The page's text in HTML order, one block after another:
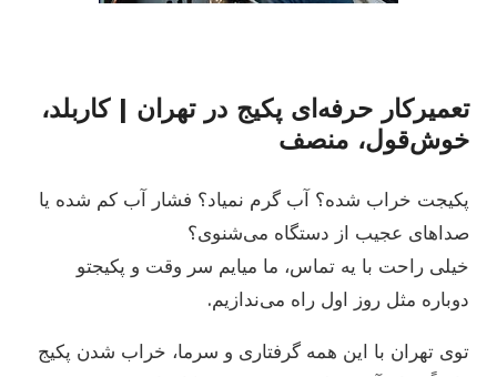
تعمیرکار حرفه‌ای پکیج در تهران | کاربلد،
خوش‌قول، منصف
پکیجت خراب شده؟ آب گرم نمیاد؟ فشار آب کم شده یا
صداهای عجیب از دستگاه می‌شنوی؟
خیلی راحت با یه تماس، ما میایم سر وقت و پکیجتو
دوباره مثل روز اول راه می‌ندازیم.
توی تهران با این همه گرفتاری و سرما، خراب شدن پکیج